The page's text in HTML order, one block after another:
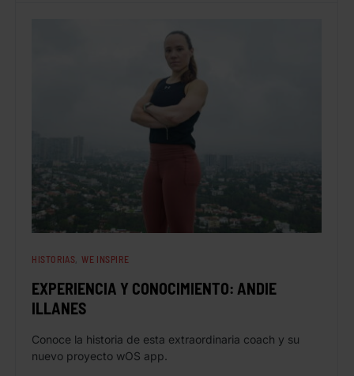
HISTORIAS WE INSPIRE
EXPERIENCIA Y CONOCIMIENTO: ANDIE
ILLANES
Conoce la historia de esta extraordinaria coach y su
nuevo proyecto wOS app.